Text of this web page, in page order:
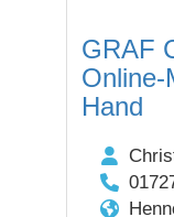
GRAF
Online-
Hand